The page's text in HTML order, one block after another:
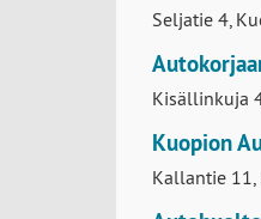
Autokori-
Seljatie 4,
Kisällinkuja
Kuopion